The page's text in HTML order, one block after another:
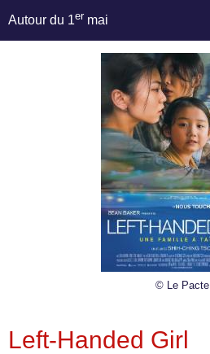
Autour du 1er mai
© Le Pacte
Left-Handed Girl